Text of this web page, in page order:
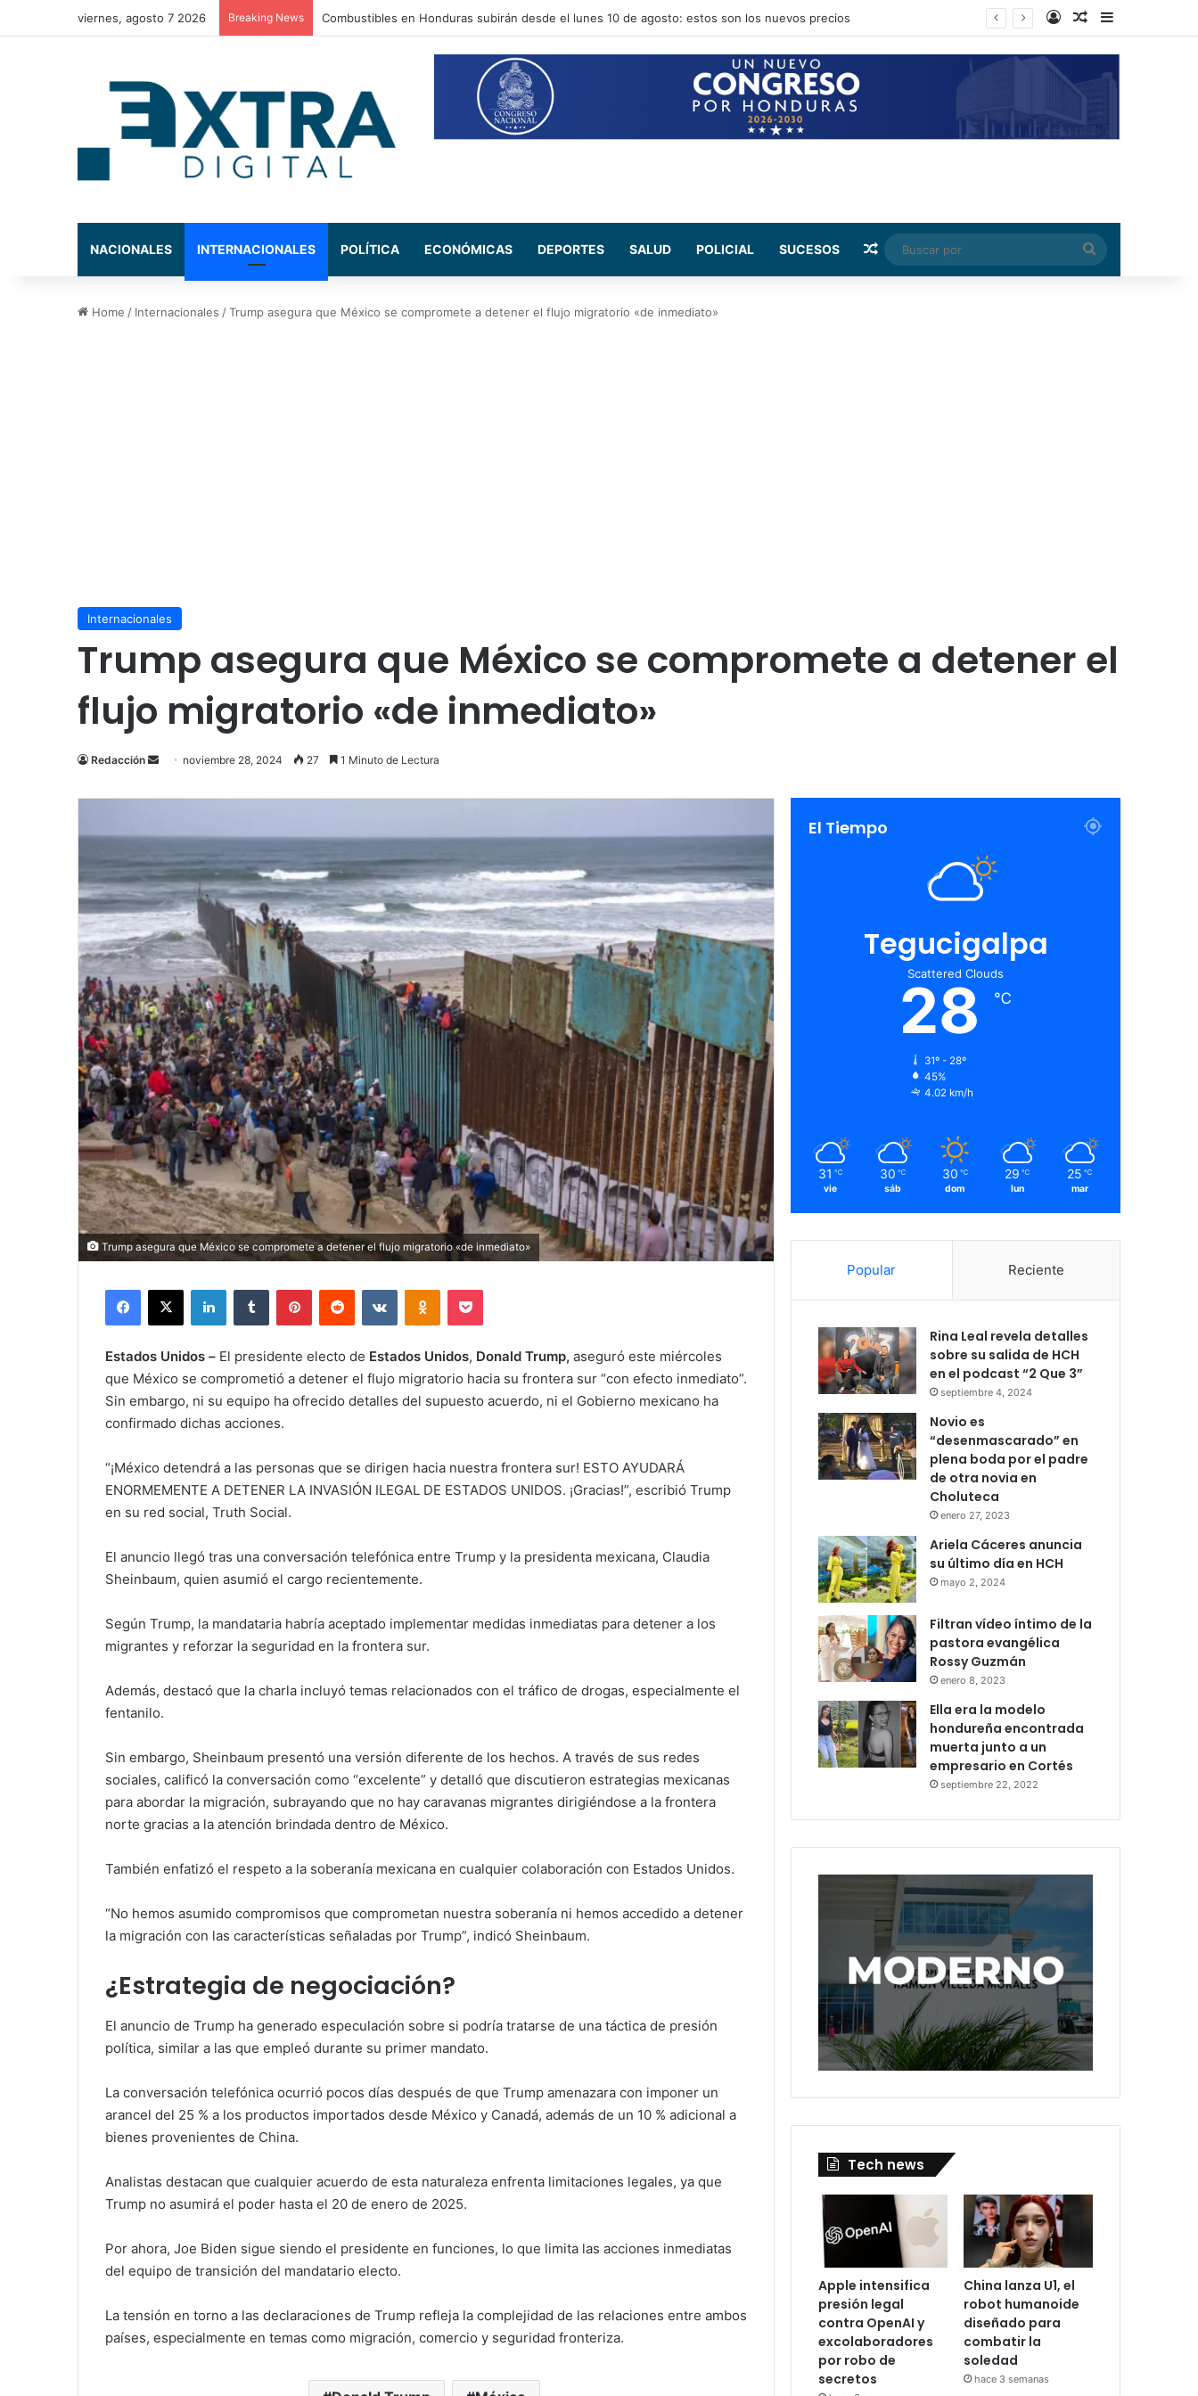
viernes, agosto 7 2026 Breaking News Nasry Asfura y Abelardo de la Espriella fortalecen relaciones entre Honduras y Colombia Log InRandom Article
Sidebar
NACIONALES INTERNACIONALES POLÍTICA ECONÓMICAS DEPORTES SALUD POLICIAL SUCESOS Random Article
Buscar
por
Home / Internacionales /Trump asegura que México se compromete a detener el flujo migratorio «de inmediato»
Internacionales
Trump asegura que México se compromete a detener el
flujo migratorio «de inmediato»
Redacción
Send
email
noviembre 28, 2024 27 1 Minuto de Lectura
Trump asegura que México se compromete a detener el flujo migratorio «de inmediato»
Facebook
X LinkedInTumblr PinterestReddit VKontakteOdnoklassniki
Pocket
Estados Unidos – El presidente electo de Estados Unidos, Donald Trump, aseguró este miércoles
que México se comprometió a detener el flujo migratorio hacia su frontera sur “con efecto inmediato”.
Sin embargo, ni su equipo ha ofrecido detalles del supuesto acuerdo, ni el Gobierno mexicano ha
confirmado dichas acciones.
“¡México detendrá a las personas que se dirigen hacia nuestra frontera sur! ESTO AYUDARÁ
ENORMEMENTE A DETENER LA INVASIÓN ILEGAL DE ESTADOS UNIDOS. ¡Gracias!”, escribió Trump
en su red social, Truth Social.
El anuncio llegó tras una conversación telefónica entre Trump y la presidenta mexicana, Claudia
Sheinbaum, quien asumió el cargo recientemente.
Según Trump, la mandataria habría aceptado implementar medidas inmediatas para detener a los
migrantes y reforzar la seguridad en la frontera sur.
Además, destacó que la charla incluyó temas relacionados con el tráfico de drogas, especialmente el
fentanilo.
Sin embargo, Sheinbaum presentó una versión diferente de los hechos. A través de sus redes
sociales, calificó la conversación como “excelente” y detalló que discutieron estrategias mexicanas
para abordar la migración, subrayando que no hay caravanas migrantes dirigiéndose a la frontera
norte gracias a la atención brindada dentro de México.
También enfatizó el respeto a la soberanía mexicana en cualquier colaboración con Estados Unidos.
“No hemos asumido compromisos que comprometan nuestra soberanía ni hemos accedido a detener
la migración con las características señaladas por Trump”, indicó Sheinbaum.
¿Estrategia de negociación?
El anuncio de Trump ha generado especulación sobre si podría tratarse de una táctica de presión
política, similar a las que empleó durante su primer mandato.
La conversación telefónica ocurrió pocos días después de que Trump amenazara con imponer un
arancel del 25 % a los productos importados desde México y Canadá, además de un 10 % adicional a
bienes provenientes de China.
Analistas destacan que cualquier acuerdo de esta naturaleza enfrenta limitaciones legales, ya que
Trump no asumirá el poder hasta el 20 de enero de 2025.
Por ahora, Joe Biden sigue siendo el presidente en funciones, lo que limita las acciones inmediatas
del equipo de transición del mandatario electo.
La tensión en torno a las declaraciones de Trump refleja la complejidad de las relaciones entre ambos
países, especialmente en temas como migración, comercio y seguridad fronteriza.
El Tiempo
Tegucigalpa
Scattered Clouds
28 ℃
31º - 28º
45%
4.02 km/h
31 ℃
vie
30 ℃
sáb
30 ℃
dom
29 ℃
lun
25 ℃
mar
Popular Reciente
Rina Leal revela detalles
sobre su salida de HCH
en el podcast “2 Que 3”
septiembre 4, 2024
Novio es
“desenmascarado” en
plena boda por el padre
de otra novia en
Choluteca
enero 27, 2023
Ariela Cáceres anuncia
su último día en HCH
mayo 2, 2024
Filtran vídeo íntimo de la
pastora evangélica
Rossy Guzmán
enero 8, 2023
Ella era la modelo
hondureña encontrada
muerta junto a un
empresario en Cortés
septiembre 22, 2022
Tech news
Apple intensifica
presión legal
contra OpenAI y
excolaboradores
por robo de
secretos
China lanza U1, el
robot humanoide
diseñado para
combatir la
soledad
hace 3 semanas